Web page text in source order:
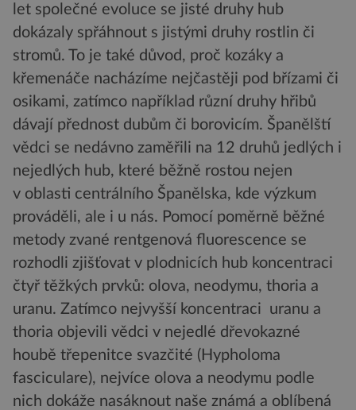
let společné evoluce se jisté druhy hub
dokázaly spřáhnout s jistými druhy rostlin či
stromů. To je také důvod, proč kozáky a
křemenáče nacházíme nejčastěji pod břízami či
osikami, zatímco například různí druhy hřibů
dávají přednost dubům či borovicím. Španělští
vědci se nedávno zaměřili na 12 druhů jedlých i
nejedlých hub, které běžně rostou nejen
v oblasti centrálního Španělska, kde výzkum
prováděli, ale i u nás. Pomocí poměrně běžné
metody zvané rentgenová fluorescence se
rozhodli zjišťovat v plodnicích hub koncentraci
čtyř těžkých prvků: olova, neodymu, thoria a
uranu. Zatímco nejvyšší koncentraci uranu a
thoria objevili vědci v nejedlé dřevokazné
houbě třepenitce svazčité (Hypholoma
fasciculare), nejvíce olova a neodymu podle
nich dokáže nasáknout naše známá a oblíbená